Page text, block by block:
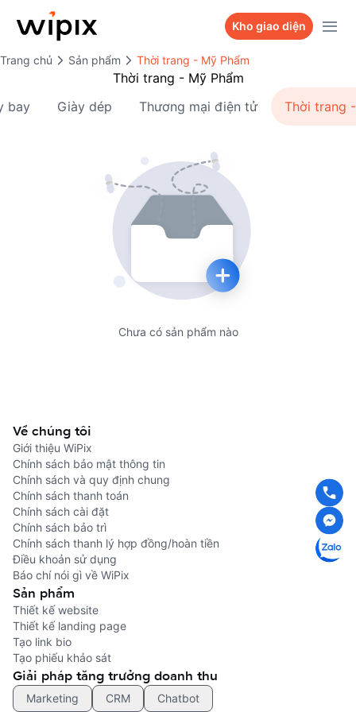
Kho giao diện
Sản phẩm
WiPix Website
WiPix Landing page
Kho giao diện
Trang chủ Sản phẩm Thời trang - Mỹ Phẩm
Thời trang - Mỹ Phẩm
bay
Giày dép Thương mại điện tử Thời trang
Chưa có sản phẩm nào
Về chúng tôi
Giới thiệu WiPix
Chính sách bảo mật thông tin
Chính sách và quy định chung
Chính sách thanh toán
Chính sách cài đặt
Chính sách bảo trì
Chính sách thanh lý hợp đồng/hoàn tiền
Điều khoản sử dụng
Báo chí nói gì về WiPix
Sản phẩm
Thiết kế website
Thiết kế landing page
Tạo link bio
Tạo phiếu khảo sát
Giải pháp tăng trưởng doanh thu
Marketing CRM Chatbot